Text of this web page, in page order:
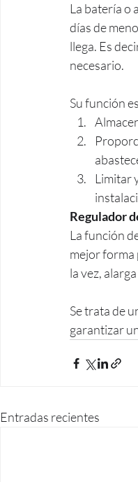
La batería o
días de
llega. Es
necesario.
Su función
Limitar
Regulador
La función
mejor forma
la vez,
Se trata de
garantizar
Entradas recientes